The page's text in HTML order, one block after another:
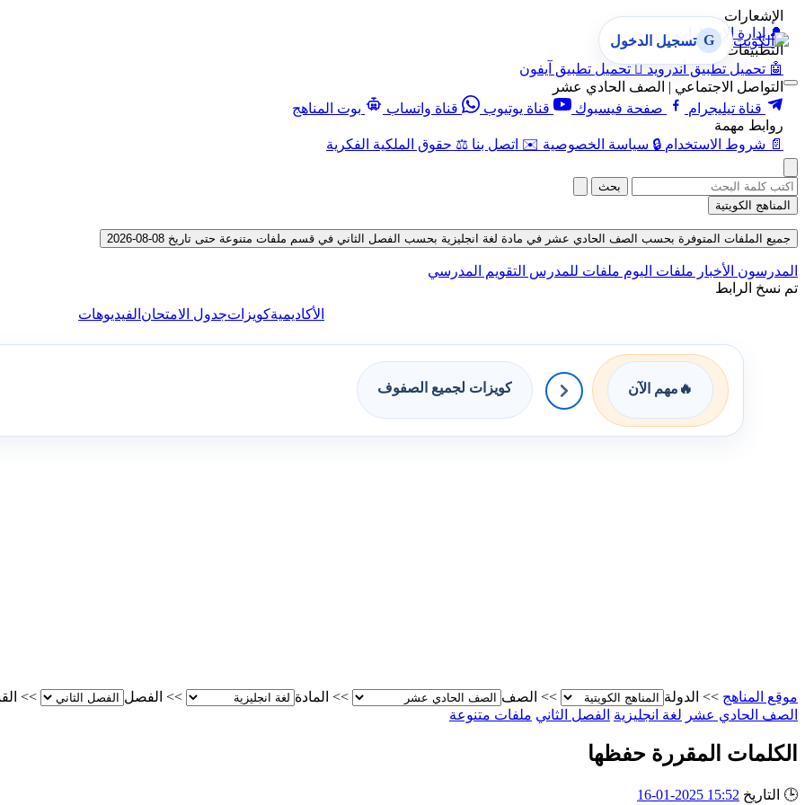
الإشعارات
🔔 إدارة الإشعارات
التطبيقات
🤖 تحميل تطبيق أندرويد  تحميل تطبيق آيفون
التواصل الاجتماعي | الصف الحادي عشر
قناة تيليجرام
صفحة فيسبوك قناة يوتيوب قناة واتساب
بوت المناهج
روابط مهمة
📄 شروط الاستخدام 🔒 سياسة الخصوصية ✉️ اتصل بنا ⚖️ حقوق الملكية الفكرية
G تسجيل الدخول
بحث
المناهج الكويتية
جميع الملفات المتوفرة بحسب الصف الحادي عشر في مادة لغة انجليزية بحسب الفصل الثاني في قسم ملفات متنوعة حتى تاريخ 08-08-2026
المدرسون الأخبار ملفات اليوم ملفات للمدرس التقويم المدرسي
تم نسخ الرابط
الأكاديميةكويزاتجدول الامتحان الفيديوهات
🔥 مهم الآن كويزات لجميع الصفوف
موقع المناهج >> الدولة >> الصف >> المادة >> الفصل >>
الصف الحادي عشر لغة انجليزية الفصل الثاني ملفات متنوعة
الكلمات المقررة حفظها
🕒 التاريخ 15:52 2025-01-16